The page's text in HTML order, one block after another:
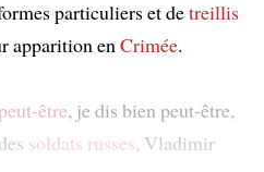
particuliers et detreillis
apparition enCrimée.
peut-être, je dis bien peut-être,
des soldats russes, Vladimir